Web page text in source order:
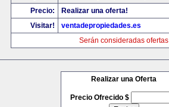
Precio:
Realizar una oferta!
Visitar!
ventadepropiedades.es
Serán consideradas ofertas
Realizar una Oferta
Precio Ofrecido $